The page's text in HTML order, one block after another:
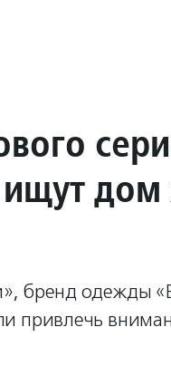
ищут
бренд одежды
привлечь